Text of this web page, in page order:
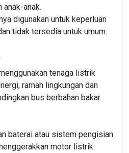
anak-anak.
digunakan untuk keperluan
tidak tersedia untuk umum.
tenaga listrik
ramah lingkungan dan
bus berbahan bakar
baterai atau sistem pengisian
motor listrik.